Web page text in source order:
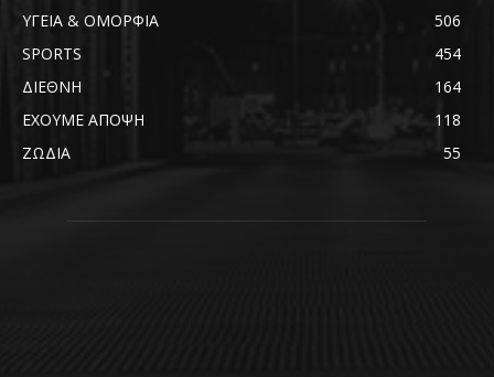
ΥΓΕΙΑ & ΟΜΟΡΦΙΑ
506
SPORTS
454
ΔΙΕΘΝΗ
164
ΕΧΟΥΜΕ ΑΠΟΨΗ
118
ΖΩΔΙΑ
55